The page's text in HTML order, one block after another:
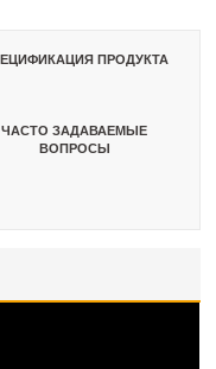
ПРОДУКТА
ЧАСТО ЗАДАВАЕМЫЕ
ВОПРОСЫ